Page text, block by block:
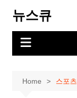
content
뉴스큐
Home 스포츠